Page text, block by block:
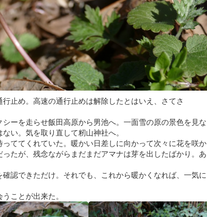
止め。高速の通行止めは解除したとはいえ、さてさ
ーを走らせ飯田高原から男池へ。一面雪の原の景色を見な
い。気を取り直して籾山神社へ。
ててくれていた。暖かい日差しに向かって次々に花を咲か
たが、残念ながらまだまだアマナは芽を出したばかり。あ
認できただけ。それでも、これから暖かくなれば、一気に
ことが出来た。